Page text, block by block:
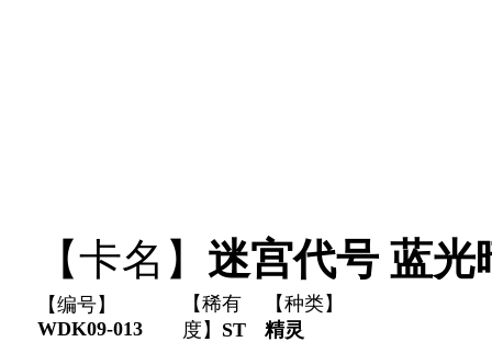
【卡名】 迷宫代号 蓝光
【编号】
WDK09-013
【稀有
度】 ST
【种类】
精灵